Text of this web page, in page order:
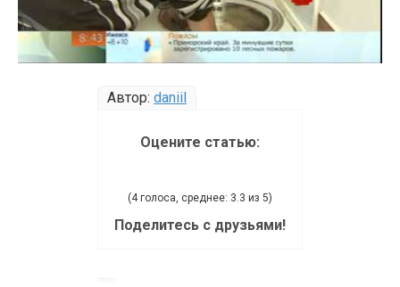
Автор: daniil
Оцените статью:
(4 голоса, среднее: 3.3 из 5)
Поделитесь с друзьями!